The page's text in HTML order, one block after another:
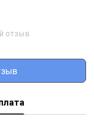
отзыв